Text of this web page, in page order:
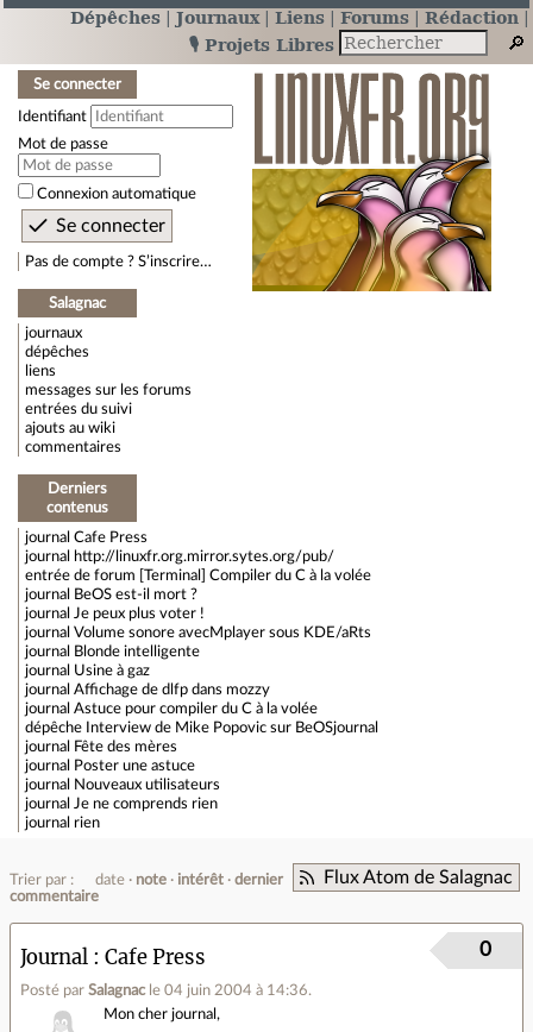
Dépêches Journaux Liens Forums
Rédaction
🎙️ Projets Libres
Se connecter
Identifiant
Mot de passe
Connexion automatique
Pas de compte ? S’inscrire…
Salagnac
journaux
dépêches
liens
messages sur les forums
entrées du suivi
ajouts au wiki
commentaires
Derniers
contenus
journal Cafe Press
journal
http://linuxfr.org.mirror.sytes.org/pub/
entrée de forum
[Terminal] Compiler du C à la volée
journal
BeOS est-il mort ?
journal
Je peux plus voter !
journal Volume sonore avecMplayer sous KDE/aRts
journal
Blonde intelligente
journal Usine à gaz
journal Affichage de dlfp dans mozzy
journal Astuce pour compiler du C à la volée
dépêche
Interview de Mike Popovic sur BeOSjournal
journal
Fête des mères
journal
Poster une astuce
journal
Nouveaux utilisateurs
journal
Je ne comprends rien
journal rien
Flux Atom de Salagnac
Trier par : date note intérêt
dernier
commentaire
Journal Cafe Press
Posté par Salagnac le 04 juin 2004 à 14:36.
0
Mon cher journal,